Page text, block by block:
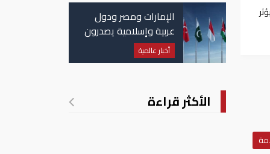
الإمارات ومصر ودول
عربية وإسلامية يصدرون
بيانا مشتركا بشأن
الانتهاكات الإسرائيلية
أخبار عالمية
الأكثر قراءة